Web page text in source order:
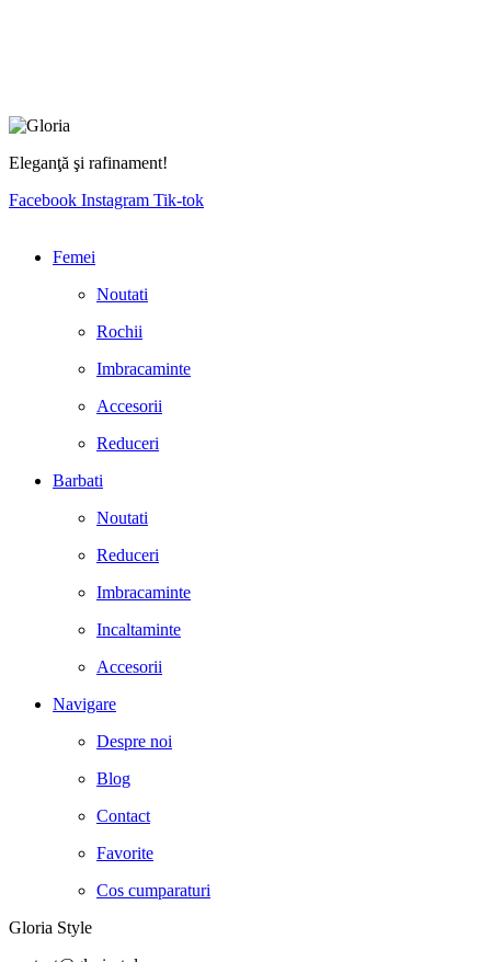
Eleganţă şi rafinament!
Facebook Instagram Tik-tok
Femei
Noutati
Rochii
Imbracaminte
Accesorii
Reduceri
Barbati
Noutati
Reduceri
Imbracaminte
Incaltaminte
Accesorii
Navigare
Despre noi
Blog
Contact
Favorite
Cos cumparaturi
Gloria Style